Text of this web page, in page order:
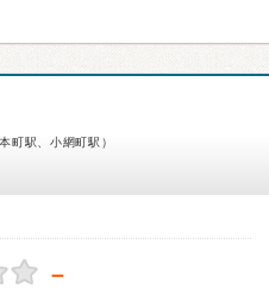
町駅、小網町駅）
－